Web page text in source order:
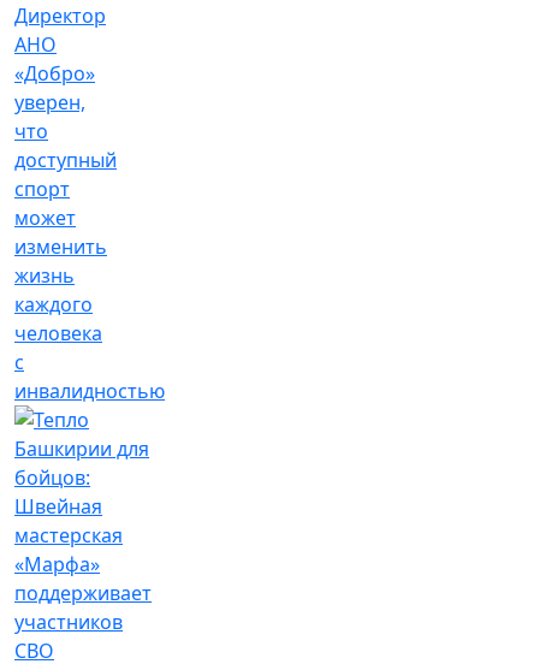
Директор
АНО
«Добро»
уверен,
что
доступный
спорт
может
изменить
жизнь
каждого
человека
с
инвалидностью